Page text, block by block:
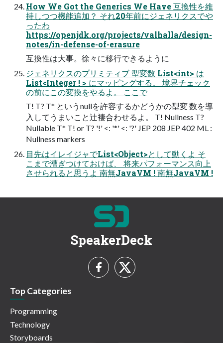
How We Got the Generics We Have 互換性を維
持しつつ機能追加？ それ20年前にジェネリクスでや
ったわ
https://openjdk.org/projects/valhalla/design-
notes/in-defense-of-erasure
互換性は大事。徐々に移行できるように
ジェネリクスのプリミティブ 型変数 List<int> は
List<Integer ! > にマッピングする。 境界チェック
の前にこの変換をやるよ。 ここで
T! T? T* というnullを許容するかどうかの型変 数を導
入してうまいこと辻褄合わせるよ。 T! Nullness T?
Nullable T* T! or T? '!' <: '*' <: '?' JEP 208 JEP 402 ML :
Nullness markers
目先はイレイジャでList<Object>として動くよ そ
こまで漕ぎつけておけば、 将来パフォーマンス向上
させられると思うよ 南無JavaVM ! 南無JavaVM !
SpeakerDeck
Top Categories
Programming
Technology
Storyboards